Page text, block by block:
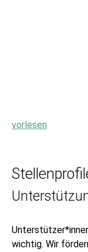
vorlesen
wichtig. Wir